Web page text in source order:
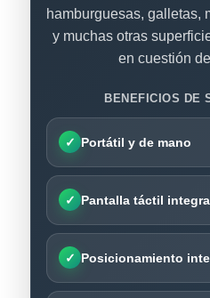
hamburguesas, galletas,
y muchas otras
en cuestión
BENEFICIOS DE
✓ Portátil y de mano
✓ Pantalla táctil
✓ Posicionamiento